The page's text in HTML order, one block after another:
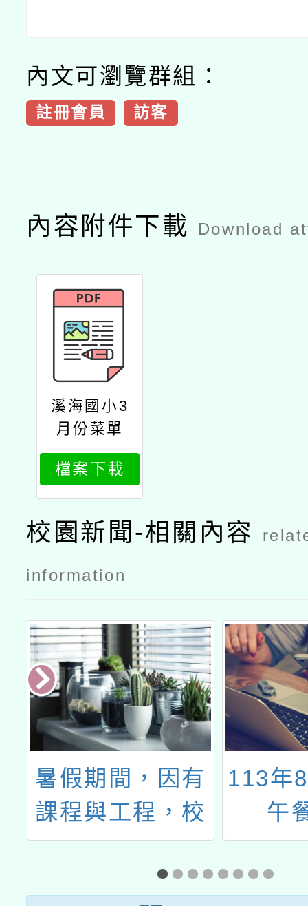
內文可瀏覽群組：
註冊會員 訪客
內容附件下載 Download
溪海國小3
月份菜單
檔案下載
校園新聞-相關內容
information
暑假期間，因有
課程與工程，校
園不開放
113年
午